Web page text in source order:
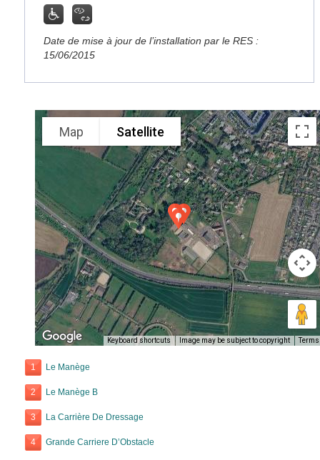
Date de mise à jour de l’installation par le RES :
15/06/2015
Map Satellite
Keyboard shortcuts Image may be subject to copyright Terms
1 Le Manège
2 Le Manège B
3 La Carrière De Dressage
4 Grande Carriere D’Obstacle